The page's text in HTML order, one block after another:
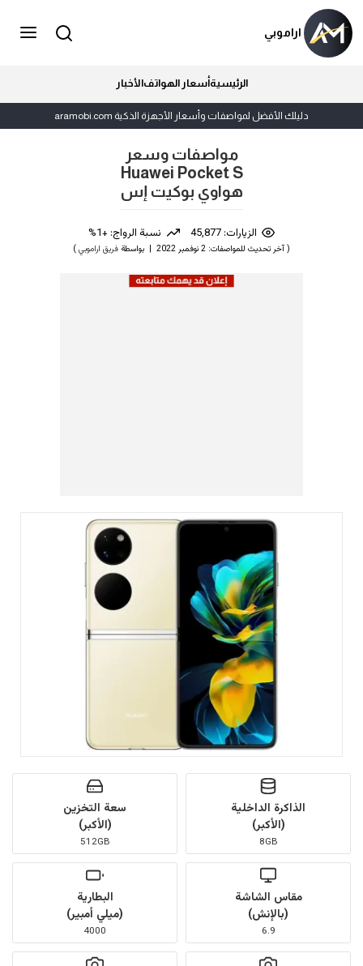
اراموبي
الرئيسيةأسعار الهواتفالأخبار
دليلك الأفضل لمواصفات وأسعار الأجهزة الذكية aramobi.com
مواصفات وسعر
Huawei Pocket S
هواوي بوكيت إس
الزيارات: 45,877 نسبة الرواج: +1%
( آخر تحديث للمواصفات: 2 نوفمبر 2022 | بواسطة فريق اراموبي)
الذاكرة الداخلية
(الأكبر)
8GB
سعة التخزين
(الأكبر)
512GB
مقاس الشاشة
(بالإنش)
6.9
البطارية
(ميلي أمبير)
4000